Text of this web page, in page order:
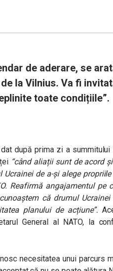
de aderare, se
la Vilnius. Va fi
toate condițiile”.
după prima zi a
“când aliații sunt de acord
de a-și alege
Reafirmă angajamentul pe
că drumul Ucrainei
planului de acțiune”.
General al NATO, la
necesitatea unui parcurs